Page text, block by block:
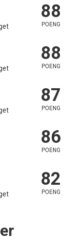
88
POENG
88
POENG
87
POENG
86
POENG
82
POENG